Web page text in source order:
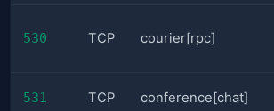
530 TCP courier[rpc]
531 TCP conference[chat]